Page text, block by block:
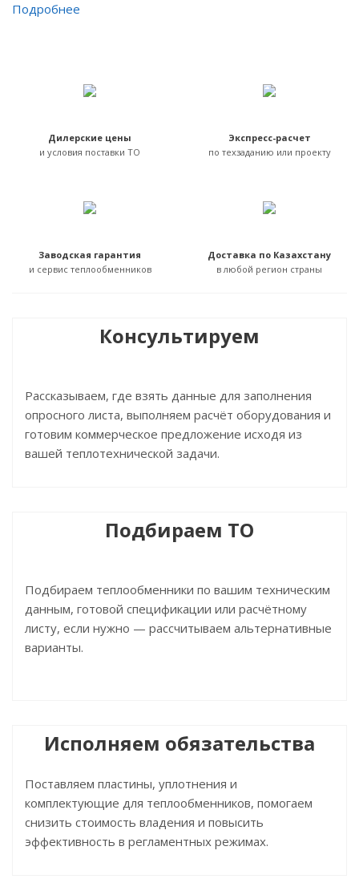
Подробнее
Дилерские цены
и условия поставки ТО
Экспресс-расчет
по техзаданию или проекту
Заводская гарантия
и сервис теплообменников
Доставка по Казахстану
в любой регион страны
Консультируем
Рассказываем, где взять данные для заполнения
опросного листа, выполняем расчёт оборудования и
готовим коммерческое предложение исходя из
вашей теплотехнической задачи.
Подбираем ТО
Подбираем теплообменники по вашим техническим
данным, готовой спецификации или расчётному
листу, если нужно — рассчитываем альтернативные
варианты.
Исполняем обязательства
Поставляем пластины, уплотнения и
комплектующие для теплообменников, помогаем
снизить стоимость владения и повысить
эффективность в регламентных режимах.